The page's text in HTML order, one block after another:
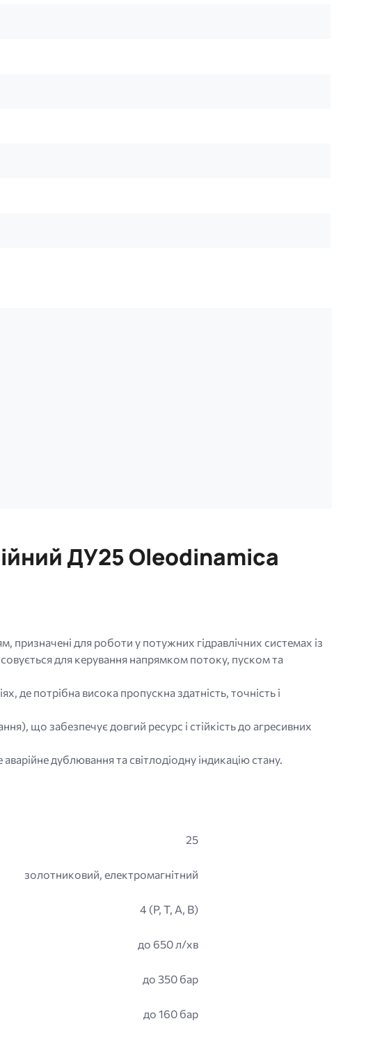
ДУ25 Oleodinamica
призначені для роботи у потужних гідравлічних системах із
для керування напрямком потоку, пуском та
де потрібна висока пропускна здатність, точність і
що забезпечує довгий ресурс і стійкість до агресивних
дублювання та світлодіодну індикацію стану.
25
золотниковий, електромагнітний
4 (P, T, A, B)
до 650 л/хв
до 350 бар
до 160 бар